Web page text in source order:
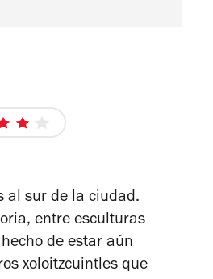
4
estrellas
al sur de la ciudad.
entre esculturas
de estar aún
xoloitzcuintles que